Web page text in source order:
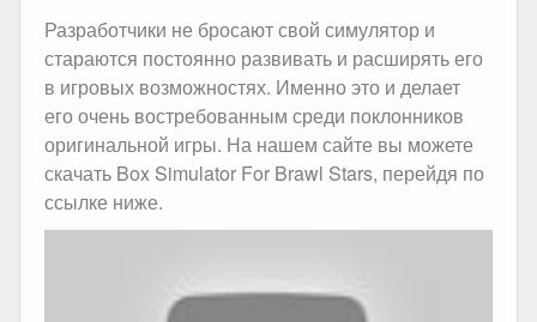
Разработчики не бросают свой симулятор и
стараются постоянно развивать и расширять его
в игровых возможностях. Именно это и делает
его очень востребованным среди поклонников
оригинальной игры. На нашем сайте вы можете
скачать Box Simulator For Brawl Stars, перейдя по
ссылке ниже.